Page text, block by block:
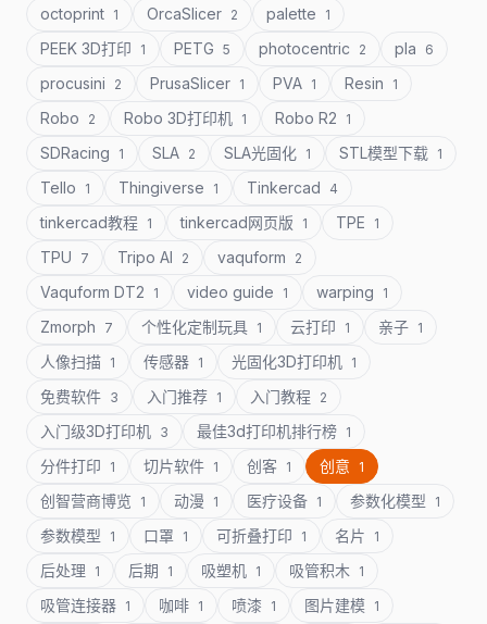
octoprint 1 OrcaSlicer 2 palette 1
PEEK 3D打印 1 PETG 5 photocentric 2 pla 6
procusini 2 PrusaSlicer 1 PVA 1 Resin 1
Robo 2 Robo 3D打印机 1 Robo R2 1
SDRacing 1 SLA 2 SLA光固化 1 STL模型下载 1
Tello 1 Thingiverse 1 Tinkercad 4
tinkercad教程 1 tinkercad网页版 1 TPE 1
TPU 7 Tripo AI 2 vaquform 2
Vaquform DT2 1 video guide 1 warping 1
Zmorph 7 个性化定制玩具 1 云打印 1 亲子 1
人像扫描 1 传感器 1 光固化3D打印机 1
免费软件 3 入门推荐 1 入门教程 2
入门级3D打印机 3 最佳3d打印机排行榜 1
分件打印 1 切片软件 1 创客 1 创意 1
创智营商博览 1 动漫 1 医疗设备 1 参数化模型 1
参数模型 1 口罩 1 可折叠打印 1 名片 1
后处理 1 后期 1 吸塑机 1 吸管积木 1
吸管连接器 1 咖啡 1 喷漆 1 图片建模 1